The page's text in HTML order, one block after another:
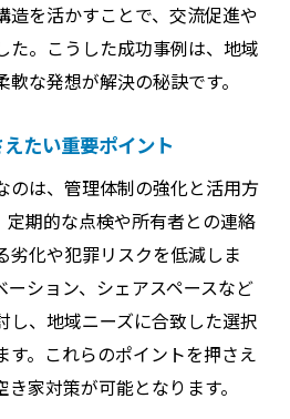
造を活かすことで、交流促進や
た。こうした成功事例は、地域
な発想が解決の秘訣です。
たい重要ポイント
のは、管理体制の強化と活用方
定期的な点検や所有者との連絡
劣化や犯罪リスクを低減しま
ーション、シェアスペースなど
し、地域ニーズに合致した選択
す。これらのポイントを押さえ
家対策が可能となります。